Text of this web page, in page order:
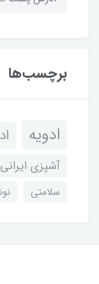
برچسب‌ها
ادویه
آشپزی ایرانی
سلامتی